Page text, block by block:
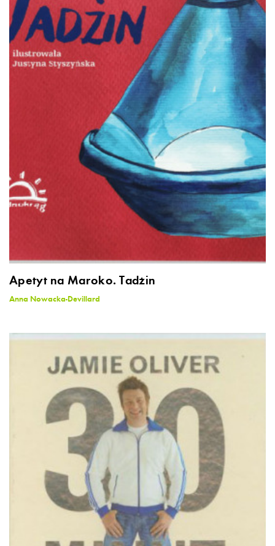
Apetyt na Maroko. Tadżin
Anna Nowacka-Devillard